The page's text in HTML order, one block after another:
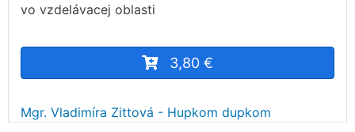
vo vzdelávacej oblasti
3,80 €
Mgr. Vladimíra Zittová - Hupkom dupkom